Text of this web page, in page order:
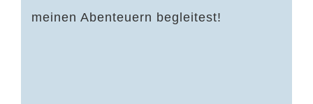
meinen Abenteuern begleitest!